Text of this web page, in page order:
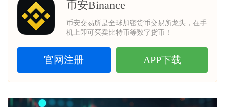
币安Binance
币安交易所是全球加密货币交易所龙头，在手
机上即可买卖比特币等数字货币！
官网注册 APP下载